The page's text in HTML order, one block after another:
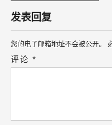
发表回复
您的电子邮箱地址不会被公开。
评论*